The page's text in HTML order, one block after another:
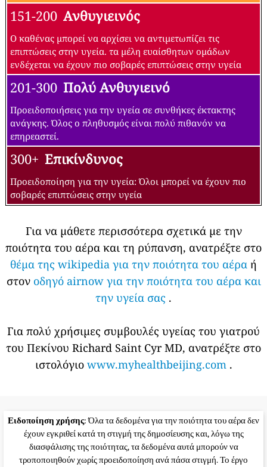
151-200 Ανθυγιεινός
Ο καθένας μπορεί να αρχίσει να αντιμετωπίζει τις
επιπτώσεις στην υγεία. τα μέλη ευαίσθητων ομάδων
ενδέχεται να έχουν πιο σοβαρές επιπτώσεις στην υγεία
201-300 Πολύ Ανθυγιεινό
Προειδοποιήσεις για την υγεία σε συνθήκες έκτακτης
ανάγκης. Όλος ο πληθυσμός είναι πολύ πιθανόν να
επηρεαστεί.
300+ Επικίνδυνος
Προειδοποίηση για την υγεία: Όλοι μπορεί να έχουν πιο
σοβαρές επιπτώσεις στην υγεία
Για να μάθετε περισσότερα σχετικά με την
ποιότητα του αέρα και τη ρύπανση, ανατρέξτε στο
θέμα της wikipedia για την ποιότητα του αέρα ή
στον οδηγό airnow για την ποιότητα του αέρα και
την υγεία σας .
Για πολύ χρήσιμες συμβουλές υγείας του γιατρού
του Πεκίνου Richard Saint Cyr MD, ανατρέξτε στο
ιστολόγιο www.myhealthbeijing.com.
Ειδοποίηση χρήσης: Όλα τα δεδομένα για την ποιότητα του αέρα δεν
έχουν εγκριθεί κατά τη στιγμή της δημοσίευσης και, λόγω της
διασφάλισης της ποιότητας, τα δεδομένα αυτά μπορούν να
τροποποιηθούν χωρίς προειδοποίηση ανά πάσα στιγμή. Το έργο